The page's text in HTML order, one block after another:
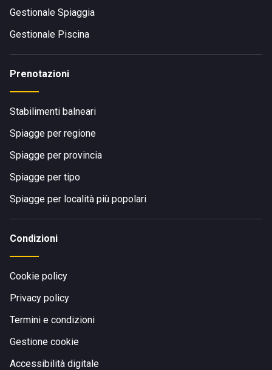
Gestionale Spiaggia
Gestionale Piscina
Prenotazioni
Stabilimenti balneari
Spiagge per regione
Spiagge per provincia
Spiagge per tipo
Spiagge per località più popolari
Condizioni
Cookie policy
Privacy policy
Termini e condizioni
Gestione cookie
Accessibilità digitale